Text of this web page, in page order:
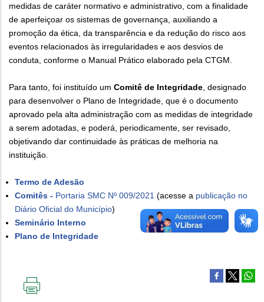
medidas de caráter normativo e administrativo, com a finalidade
de aperfeiçoar os sistemas de governança, auxiliando a
promoção da ética, da transparência e da redução do risco aos
eventos relacionados às irregularidades e aos desvios de
conduta, conforme o Manual Prático elaborado pela CTGM.
Para tanto, foi instituído um Comitê de Integridade , designado
para desenvolver o Plano de Integridade, que é o documento
aprovado pela alta administração com as medidas de integridade
a serem adotadas, e poderá, periodicamente, ser revisado,
objetivando dar continuidade às práticas de melhoria na
instituição.
Termo de Adesão
Comitês - Portaria SMC Nº 009/2021 (acesse a publicação no
Diário Oficial do Município)
Seminário Interno
Plano de Integridade